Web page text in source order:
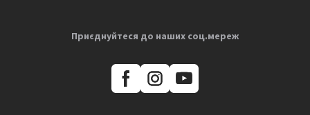
Приєднуйтеся до наших соц.мереж